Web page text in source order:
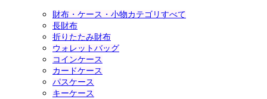
財布・ケース・小物カテゴリすべて
長財布
折りたたみ財布
ウォレットバッグ
コインケース
カードケース
パスケース
キーケース